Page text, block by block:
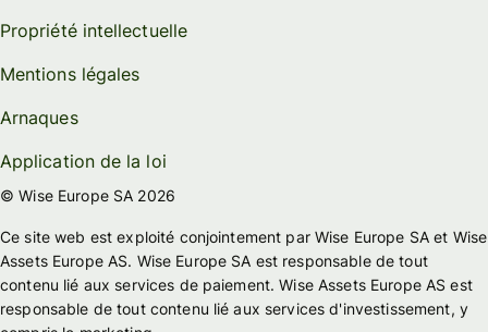
Propriété intellectuelle
Mentions légales
Arnaques
Application de la loi
© Wise Europe SA 2026
Ce site web est exploité conjointement par Wise Europe SA et Wise
Assets Europe AS. Wise Europe SA est responsable de tout
contenu lié aux services de paiement. Wise Assets Europe AS est
responsable de tout contenu lié aux services d'investissement, y